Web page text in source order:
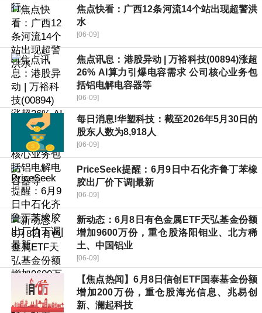
焦点快看：广西12条河流14个站出现超警洪
水
[06-09]
焦点讯息：港股异动 | 万裕科技(00894)涨超
26% AI算力引爆电容需求 公司核心业务包
括铝电解电容器等
[06-09]
每日消息!华塑科技：截至2026年5月30日的
股东人数为8,918人
[06-09]
PriceSeek提醒：6月9日中石化齐鲁丁苯橡
胶出厂价下调|最新
[06-09]
新动态：6月8日有色金属ETF天弘基金份额
增加9600万份，重仓股洛阳钼业、北方稀
土、中国铝业
[06-09]
【焦点热闻】6月8日信创ETF国泰基金份额
增加200万份，重仓股海光信息、兆易创
新、澜起科技